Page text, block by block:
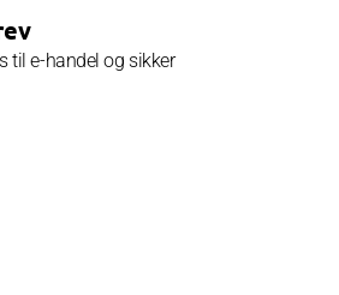
til e-handel og sikker